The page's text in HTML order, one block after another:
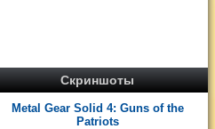
Скриншоты
Metal Gear Solid 4: Guns of the
Patriots